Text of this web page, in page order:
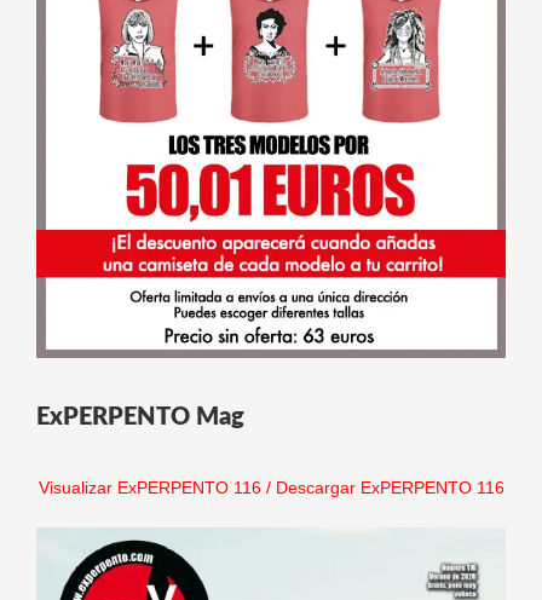
ExPERPENTO Mag
Visualizar ExPERPENTO 116/ Descargar ExPERPENTO 116